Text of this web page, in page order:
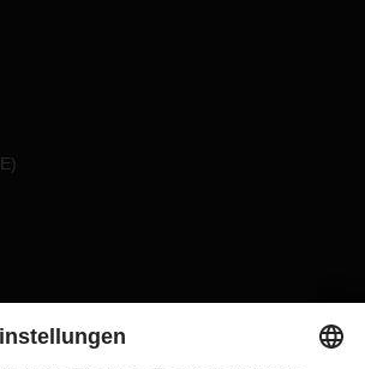
)